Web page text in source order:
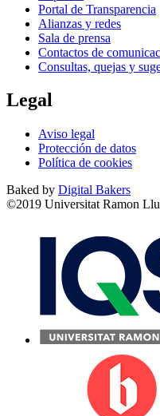
Portal de Transparencia
Alianzas y redes
Sala de prensa
Contactos de
Consultas, quejas y
Legal
Aviso legal
Protección de datos
Política de cookies
Baked by Digital Bakers
©2019 Universitat Ramon